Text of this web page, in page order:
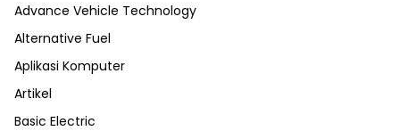
Advance Vehicle Technology
Alternative Fuel
Aplikasi Komputer
Artikel
Basic Electric